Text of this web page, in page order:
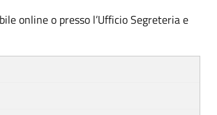
online o presso l’Ufficio Segreteria e